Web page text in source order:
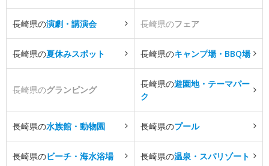
長崎県の演劇・講演会 長崎県のフェア
長崎県の夏休みスポット 長崎県のキャンプ場・BBQ場
長崎県のグランピング
長崎県の遊園地・テーマパー
ク
長崎県の水族館・動物園 長崎県のプール
長崎県のビーチ・海水浴場 長崎県の温泉・スパリゾート